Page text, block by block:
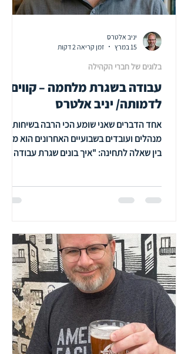
עבודה בשגרת מלחמה – קווים
לדמותה/ יניב אלטרס
אחד הדברים שאני שומע הכי הרבה בשיחות עם
מנהלים ועובדים בשבועיים האחרונים הוא
בין שאלה לתחינה: "איך בונים שגרת עבודה
אחרי הרבה שיחות בשטח, ואחרי שראיתי
שמסייעים לאנשים ולארגונים לא רק לשרוד את
הימים האלה, אלא גם לשמר בהם משהו
מהמשמעות. לעיקרון הראשון אני קורא "
לגיטימציה של פיצול הקשב ". כולנו מכירים את
האדם שיושב מ
בלוגים של חברי הקהילה
יניב אלטרס
15 במרץ
זמן קריאה 2 דקות